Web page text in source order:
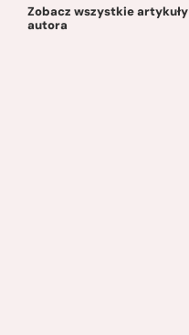
Zobacz wszystkie artykuły
autora